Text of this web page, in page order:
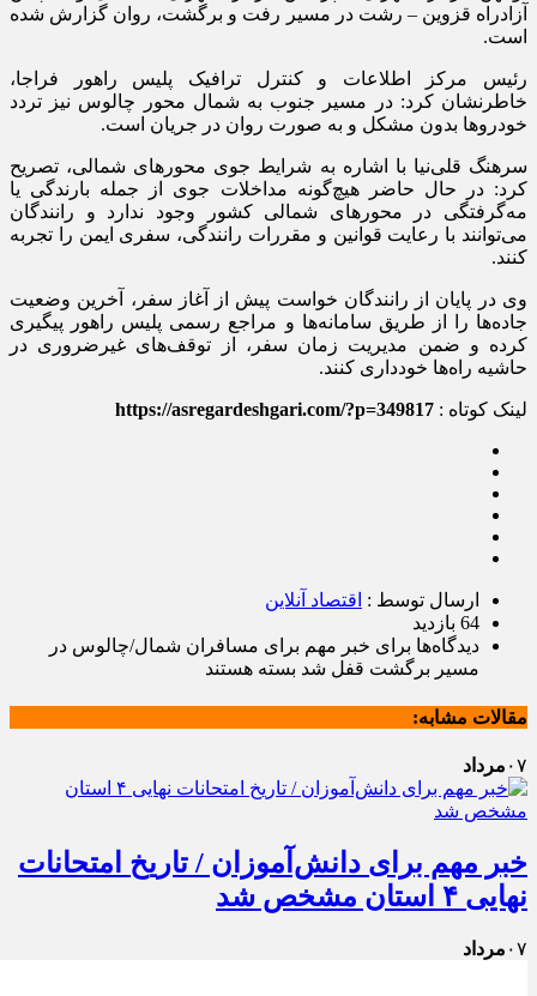
آزادراه قزوین – رشت در مسیر رفت و برگشت، روان گزارش شده
است.
رئیس مرکز اطلاعات و کنترل ترافیک پلیس راهور فراجا،
خاطرنشان کرد: در مسیر جنوب به شمال محور چالوس نیز تردد
خودرو‌ها بدون مشکل و به صورت روان در جریان است.
سرهنگ قلی‌نیا با اشاره به شرایط جوی محور‌های شمالی، تصریح
کرد: در حال حاضر هیچ‌گونه مداخلات جوی از جمله بارندگی یا
مه‌گرفتگی در محور‌های شمالی کشور وجود ندارد و رانندگان
می‌توانند با رعایت قوانین و مقررات رانندگی، سفری ایمن را تجربه
کنند.
وی در پایان از رانندگان خواست پیش از آغاز سفر، آخرین وضعیت
جاده‌ها را از طریق سامانه‌ها و مراجع رسمی پلیس راهور پیگیری
کرده و ضمن مدیریت زمان سفر، از توقف‌های غیرضروری در
حاشیه راه‌ها خودداری کنند.
لینک کوتاه : https://asregardeshgari.com/?p=349817
ارسال توسط : اقتصاد آنلاین
64 بازدید
دیدگاه‌ها برای خبر مهم برای مسافران شمال/چالوس در
مسیر برگشت قفل شد بسته هستند
مقالات مشابه:
۰۷ مرداد
خبر مهم برای دانش‌آموزان / تاریخ امتحانات
نهایی ۴ استان مشخص شد
۰۷ مرداد